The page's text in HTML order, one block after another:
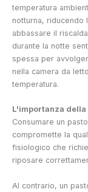
temperatura
notturna,
abbassare il
durante la notte
spessa per
nella camera da
temperatura.
L'importanza della
Consumare un
compromette la
fisiologico che
riposare
Al contrario, un